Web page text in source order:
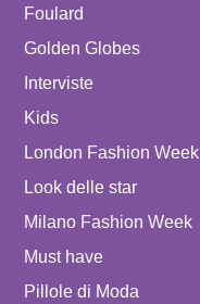
Foulard
Golden Globes
Interviste
Kids
London Fashion Week
Look delle star
Milano Fashion Week
Must have
Pillole di Moda